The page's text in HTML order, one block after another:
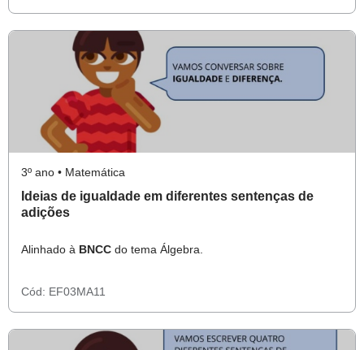
3º ano • Matemática
Ideias de igualdade em diferentes sentenças de
adições
Alinhado à BNCC do tema Álgebra.
Cód: EF03MA11